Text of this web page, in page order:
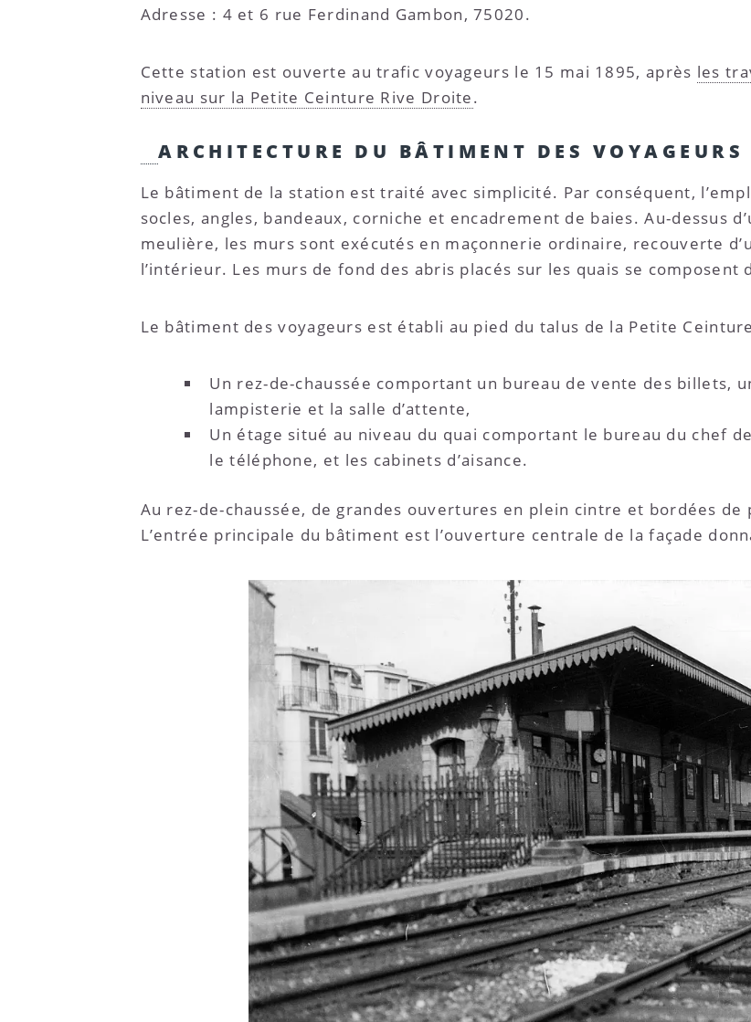
Adresse : 4 et 6 rue Ferdinand Gambon, 75020.
Cette station est ouverte au trafic voyageurs le 15 mai 1895, après les
niveau sur la Petite Ceinture Rive Droite.
ARCHITECTURE DU BÂTIMENT DES VOYAGEURS
Le bâtiment de la station est traité avec simplicité. Par conséquent,
socles, angles, bandeaux, corniche et encadrement de baies. Au-dessus
meulière, les murs sont exécutés en maçonnerie ordinaire, recouverte
l’intérieur. Les murs de fond des abris placés sur les quais se
Le bâtiment des voyageurs est établi au pied du talus de la Petite
Un rez-de-chaussée comportant un bureau de vente des billets,
lampisterie et la salle d’attente,
Un étage situé au niveau du quai comportant le bureau du chef
le téléphone, et les cabinets d’aisance.
Au rez-de-chaussée, de grandes ouvertures en plein cintre et bordées
L’entrée principale du bâtiment est l’ouverture centrale de la façade